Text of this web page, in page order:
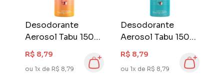
Desodorante
Aerosol Tabu 150
ml Livre
R$ 8,79
ou 1x de R$ 8,79
Desodorante
Aerosol Tabu 150
ml Zen
R$ 8,90
ou 1x de R$ 8,90